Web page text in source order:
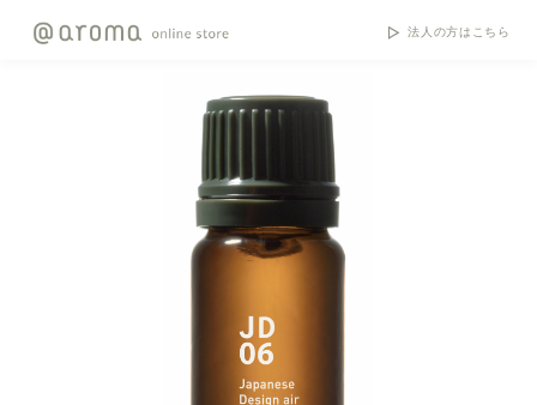
法人の方はこちら